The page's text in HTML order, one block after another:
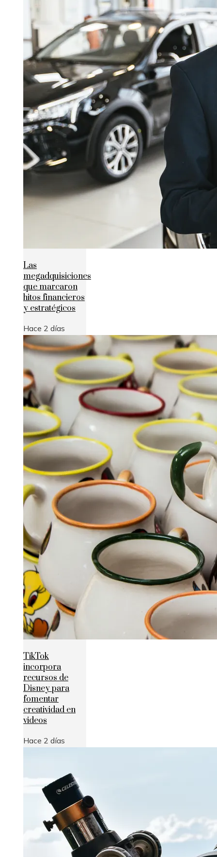
Las
megadquisiciones
que marcaron
hitos financieros
y estratégicos
Hace 2 días
TikTok
incorpora
recursos de
Disney para
fomentar
creatividad en
videos
Hace 2 días